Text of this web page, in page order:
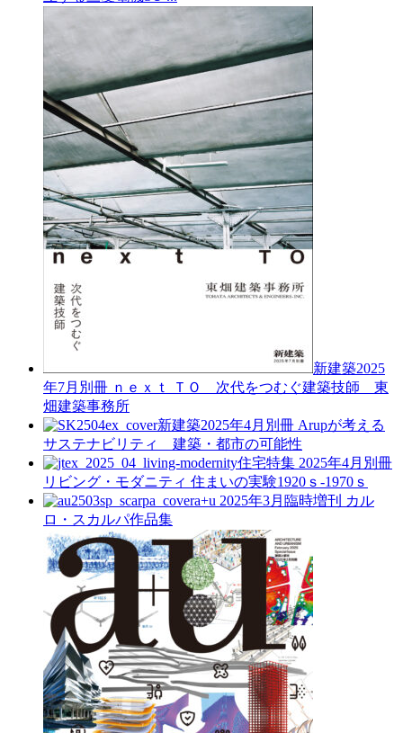
新建築2025
年7月別冊 ｎｅｘｔ ＴＯ 次代をつむぐ建築技師 東
畑建築事務所
新建築2025年4月別冊 Arupが考える
サステナビリティ 建築・都市の可能性
住宅特集 2025年4月別冊
リビング・モダニティ 住まいの実験1920ｓ-1970ｓ
a+u 2025年3月臨時増刊 カル
ロ・スカルパ作品集